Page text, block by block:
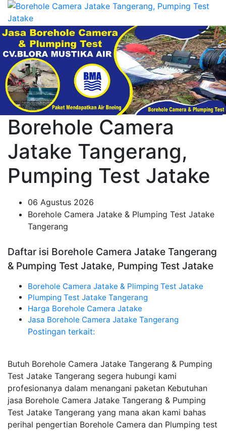
Borehole Camera
Jatake Tangerang,
Pumping Test Jatake
06 Agustus 2026
Borehole Camera Jatake & Plumping Test Jatake
Tangerang
Daftar isi Borehole Camera Jatake Tangerang
& Pumping Test Jatake, Pumping Test Jatake
Borehole Camera Jatake & Plimping Test Jatake
Plumping Test Jatake Tangerang
Harga Borehole Camera Jatake
Jasa Borehole Camera Jatake Tangerang
Postingan terkait:
Butuh Borehole Camera Jatake Tangerang & Pumping
Test Jatake Tangerang segera hubungi kami
profesionanya dalam menangani paketan Kebutuhan
jasa Borehole Camera Jatake Tangerang & Pumping
Test Jatake Tangerang yang mana akan kami bahas
perihal pengertian Borehole Camera dan Plumping test